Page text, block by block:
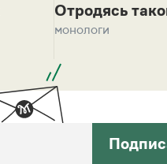
Отродясь
монологи